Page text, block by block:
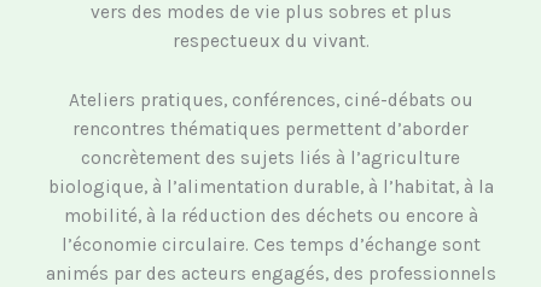
vers des modes de vie plus sobres et plus
respectueux du vivant.
Ateliers pratiques, conférences, ciné-débats ou
rencontres thématiques permettent d’aborder
concrètement des sujets liés à l’agriculture
biologique, à l’alimentation durable, à l’habitat, à la
mobilité, à la réduction des déchets ou encore à
l’économie circulaire. Ces temps d’échange sont
animés par des acteurs engagés, des professionnels